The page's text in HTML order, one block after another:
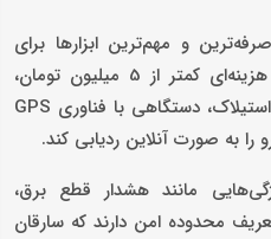
و مهم‌ترین ابزارها برای
حفاظت از وسیله نقلیه است. با هزینه‌ای کمتر از 5 میلیون تومان،
می‌توانید با خرید محصولات برند استیلاک، دستگاهی با فناوری GPS
به صورت آنلاین ردیابی کند.
مانند هشدار قطع برق،
محدوده امن دارند که سارقان